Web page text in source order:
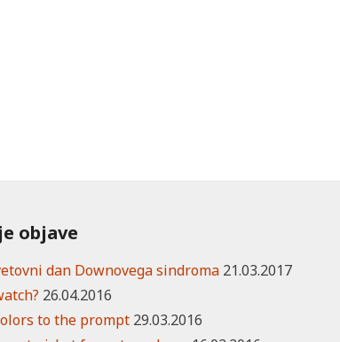
objave
dan Downovega sindroma 21.03.2017
26.04.2016
to the prompt 29.03.2016